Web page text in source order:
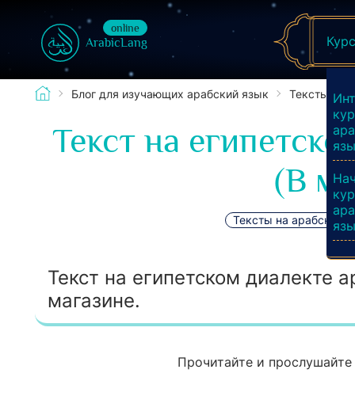
ArabicLang
online
Блог для изучающих арабский язык Тексты на
Текст на
(В
Тексты на арабском
Текст на египетском диалекте
магазине.
Прочитайте и